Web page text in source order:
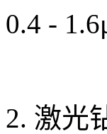
0.4 -
2. 激光